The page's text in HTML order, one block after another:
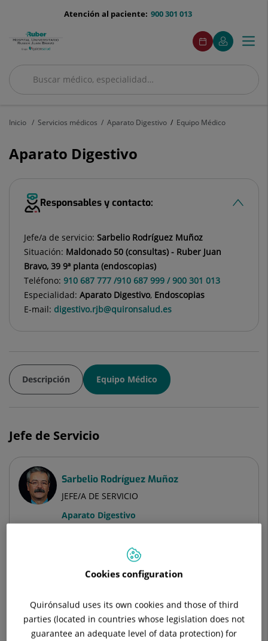
menu-
900 301 013
Atención al paciente:
Buscar
Buscar
menuAcceso
Pedir
cita
Este
enlace
se
en
Mi
Quirónsalud
Este
enlace
se
en
ventana
nueva.
Menú
Inicio Servicios médicos Aparato Digestivo Equipo Médico
Aparato Digestivo
Responsables y contacto:
Jefe/a de servicio: Sarbelio Rodríguez Muñoz
Situación: Maldonado 50 (consultas) - Ruber Juan
Bravo, 39 9ª planta (endoscopias)
Teléfono: 910 687 777 /910 687 999 / 900 301 013
Especialidad: Aparato Digestivo, Endoscopias
E-mail: digestivo.rjb@quironsalud.es
Descripción Equipo Médico
Jefe de Servicio
Sarbelio Rodríguez Muñoz
JEFE/A DE SERVICIO
Aparato Digestivo
Alberto Ibáñez Pinto
Cookies configuration
Quirónsalud uses its own cookies and those of third
parties (located in countries whose legislation does not
guarantee an adequate level of data protection) for